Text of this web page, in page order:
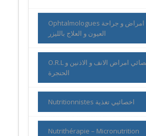
Ophtalmologues اخصائيي امراض و جراحة
العيون و العلاج بالليزر
O.R.L اخصائي امراض الانف و الاذنين و
الحنجرة
Nutritionnistes اخصائيي تغذية
Nutrithérapie – Micronutrition